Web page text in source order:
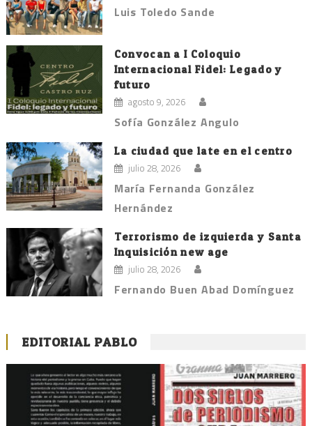
Luis Toledo Sande
Convocan a I Coloquio
Internacional Fidel: Legado y
futuro
agosto 9, 2026
Sofía González Angulo
La ciudad que late en el centro
julio 28, 2026
María Fernanda González
Hernández
Terrorismo de izquierda y Santa
Inquisición new age
julio 28, 2026
Fernando Buen Abad Domínguez
EDITORIAL PABLO